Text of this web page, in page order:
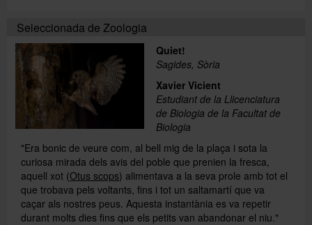
Seleccionada de Zoologia
Quiet!
Sagides, Sòria
Xavier Vicient
Estudiant de la Llicenciatura
de Biologia de la Facultat de
Biologia
"Era bonic de veure com, al bell mig de la plaça i sota la
curiosa mirada dels avis del poble que prenien la fresca,
aquell xot (Otus scops) alimentava a la seva prole amb tot el
que trobava pels voltants, fins i tot un saltamartí que va
caçar als nostres peus. Aquesta instantània es va repetir
durant molts dies fins que els petits van abandonar el niu."